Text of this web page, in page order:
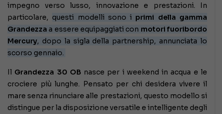
impegno verso lusso, innovazione e prestazioni. In
particolare, questi modelli sono i primi della gamma
Grandezza a essere equipaggiati con motori fuoribordo
Mercury, dopo la sigla della partnership, annunciata lo
scorso gennaio.
Il Grandezza 30 OB nasce per i weekend in acqua e le
crociere più lunghe. Pensato per chi desidera vivere il
mare senza rinunciare alle prestazioni, questo modello si
distingue per la disposizione versatile e intelligente degli